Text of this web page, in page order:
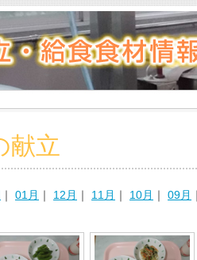
献立
｜ 01月 ｜ 12月 ｜ 11月 ｜ 10月 ｜ 09月